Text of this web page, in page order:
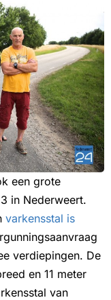
een grote
in Nederweert.
varkensstal is
verdiepingen. De
en 11 meter
van